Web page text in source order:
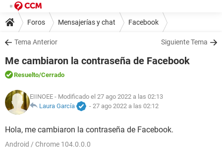
Foros Mensajerías y chat Facebook
Tema Anterior Siguiente Tema
Me cambiaron la contraseña de Facebook
Resuelto/Cerrado
EIINOEE - Modificado el 27 ago 2022 a las 02:13
Laura García
- 27 ago 2022 a las 02:12
Hola, me cambiaron la contraseña de Facebook.
Android / Chrome 104.0.0.0